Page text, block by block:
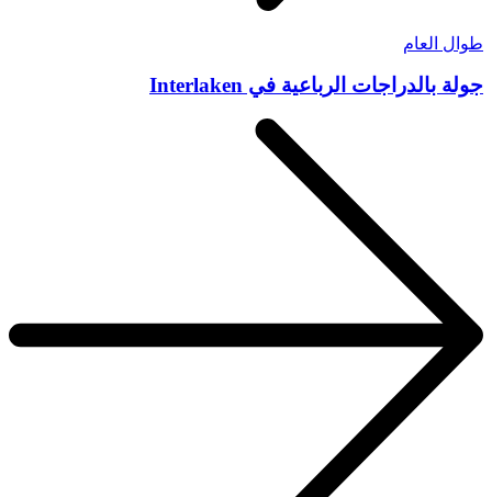
طوال العام
جولة بالدراجات الرباعية في Interlaken